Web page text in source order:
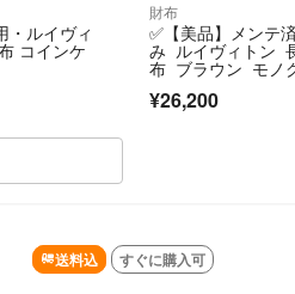
・ルイヴィ
コインケ
財布
✅【美品】メンテ
み ルイヴィトン
布 ブラウン モノ
S VUITTON エミリ
¥26,200
SOLD OUT
送料込 すぐに購入可